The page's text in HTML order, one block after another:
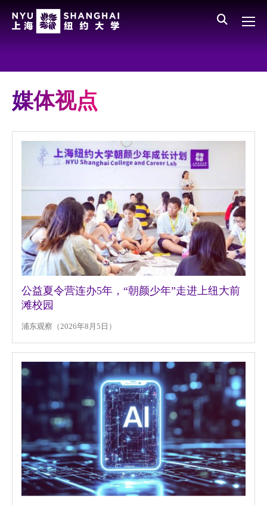
All NYU
学校领导
师资队伍
新闻与媒体报道
人物
聚焦
媒体视点
视频
相册
新闻简报
活动纵览
学生说
校园内外
联系方式
支持我们
媒体视点
公益夏令营连办5年，“朝颜少年”走进上纽大前
滩校园
浦东观察（2026年8月5日）